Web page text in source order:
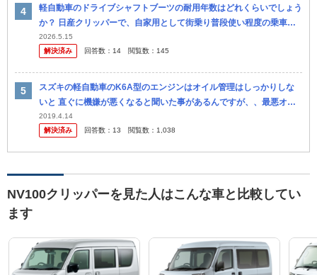
軽自動車のドライブシャフトブーツの耐用年数はどれくらいでしょう
か？ 日産クリッパーで、自家用として街乗り普段使い程度の乗車で
す。 車検はディーラーで受けていますが、車検の度ごとに、ブーツ
が破れて...
2026.5.15
解決済み
回答数： 14 閲覧数： 145
スズキの軽自動車のK6A型のエンジンはオイル管理はしっかりしな
いと 直ぐに機嫌が悪くなると聞いた事があるんですが、、最悪オイ
ルを焼き始めるとか、、 K6Aって結構スズキの車には多い気がしま
すが...
2019.4.14
解決済み
回答数： 13 閲覧数： 1,038
NV100クリッパーを見た人はこんな車と比較してい
ます